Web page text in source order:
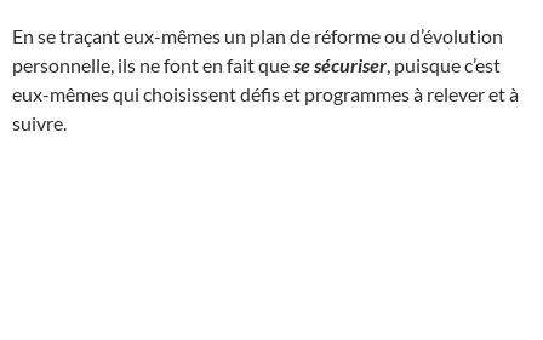
En se traçant eux-mêmes un plan de réforme ou d’évolution
personnelle, ils ne font en fait quese sécuriser , puisque c’est
eux-mêmes qui choisissent défis et programmes à relever et à
suivre.